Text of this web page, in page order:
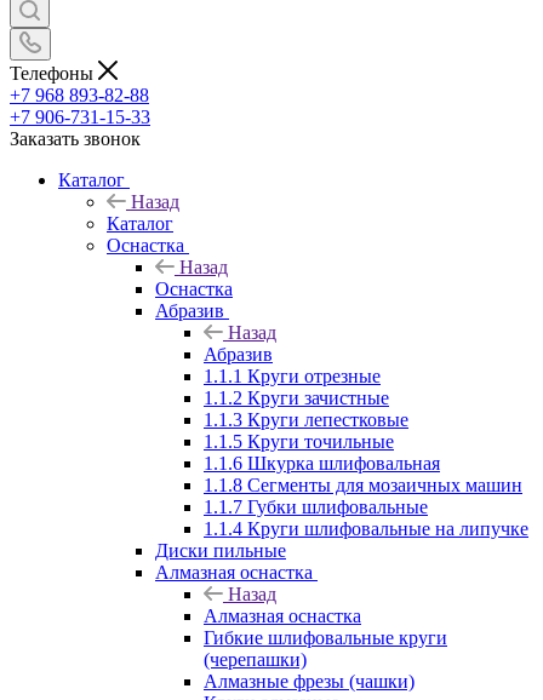
Телефоны
+7 968 893-82-88
+7 906-731-15-33
Заказать звонок
Каталог
Назад
Каталог
Оснастка
Назад
Оснастка
Абразив
Назад
Абразив
1.1.1 Круги отрезные
1.1.2 Круги зачистные
1.1.3 Круги лепестковые
1.1.5 Круги точильные
1.1.6 Шкурка шлифовальная
1.1.8 Сегменты для мозаичных машин
1.1.7 Губки шлифовальные
1.1.4 Круги шлифовальные на липучке
Диски пильные
Алмазная оснастка
Назад
Алмазная оснастка
Гибкие шлифовальные круги
(черепашки)
Алмазные фрезы (чашки)